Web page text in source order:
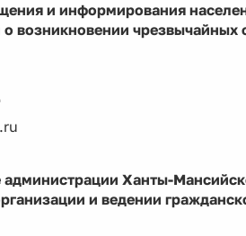
и информирования
возникновении чрезвычайных
Ханты-
и ведении